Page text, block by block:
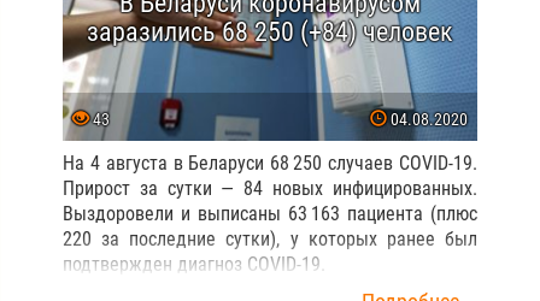
заразились 68 250 (+84) человек
43 04.08.2020
На 4 августа в Беларуси 68 250 случаев COVID-19.
Прирост за сутки — 84 новых инфицированных.
Выздоровели и выписаны 63 163 пациента (плюс
220 за последние сутки), у которых ранее был
подтвержден диагноз COVID-19.